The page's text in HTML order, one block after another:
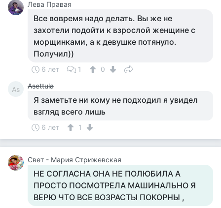
Лева Правая
Все вовремя надо делать. Вы же не
захотели подойти к взрослой женщине с
морщинками, а к девушке потянуло.
Получил))
6 лет 1 0
As Asettula
Я заметьте ни кому не подходил я увидел
взгляд всего лишь
6 лет 1
Свет - Мария Стрижевская
НЕ СОГЛАСНА ОНА НЕ ПОЛЮБИЛА А
ПРОСТО ПОСМОТРЕЛА МАШИНАЛЬНО Я
ВЕРЮ ЧТО ВСЕ ВОЗРАСТЫ ПОКОРНЫ ,